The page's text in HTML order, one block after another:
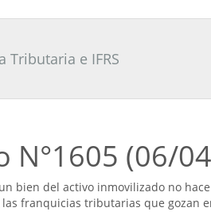
Tributaria e IFRS
N°1605 (06/
bien del activo inmovilizado no
las franquicias tributarias que gozan